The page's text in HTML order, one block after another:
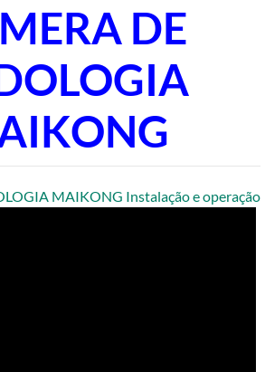
DE
MAIKONG Instalação e operação